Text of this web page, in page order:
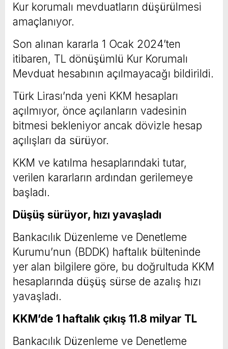
Kur korumalı mevduatların düşürülmesi
amaçlanıyor.
Son alınan kararla 1 Ocak 2024’ten
itibaren, TL dönüşümlü Kur Korumalı
Mevduat hesabının açılmayacağı bildirildi.
Türk Lirası’nda yeni KKM hesapları
açılmıyor, önce açılanların vadesinin
bitmesi bekleniyor ancak dövizle hesap
açılışları da sürüyor.
KKM ve katılma hesaplarındaki tutar,
verilen kararların ardından gerilemeye
başladı.
Düşüş sürüyor, hızı yavaşladı
Bankacılık Düzenleme ve Denetleme
Kurumu’nun (BDDK) haftalık bülteninde
yer alan bilgilere göre, bu doğrultuda KKM
hesaplarında düşüş sürse de azalış hızı
yavaşladı.
KKM’de 1 haftalık çıkış 11.8 milyar TL
Bankacılık Düzenleme ve Denetleme